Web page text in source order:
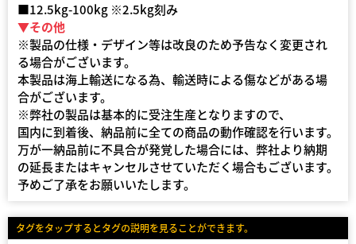
■12.5kg-100kg ※2.5kg刻み
▼その他
※製品の仕様・デザイン等は改良のため予告なく変更され
る場合がございます。
本製品は海上輸送になる為、輸送時による傷などがある場
合がございます。
※弊社の製品は基本的に受注生産となりますので、
国内に到着後、納品前に全ての商品の動作確認を行います。
万が一納品前に不具合が発覚した場合には、弊社より納期
の延長またはキャンセルさせていただく場合もございます。
予めご了承をお願いいたします。
タグをタップするとタグの説明を見ることができます。